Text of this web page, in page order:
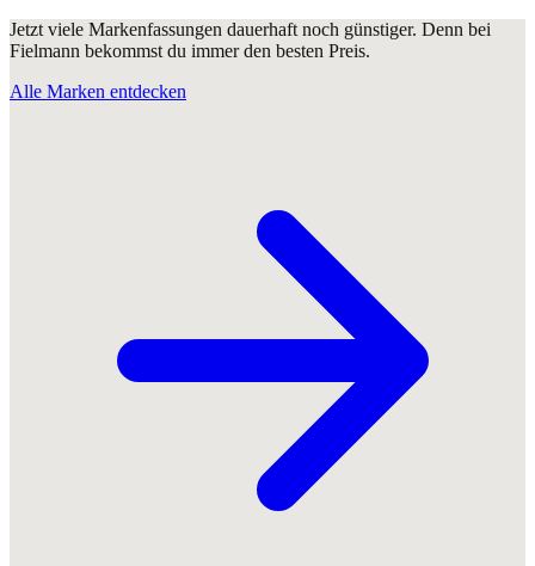
Jetzt viele Markenfassungen dauerhaft noch günstiger. Denn bei
Fielmann bekommst du immer den besten Preis.
Alle Marken entdecken